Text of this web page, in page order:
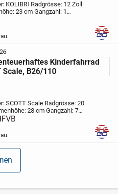
KOLIBRI Radgrösse: 12 Zoll
23 cmGangzahl: 1
Kinderfahrrad
Scale, B26/110
SCOTT ScaleRadgrösse: 20
28 cmGangzahl: 7
Kinderfahrrad, in Grün für
Abenteuern.
VB